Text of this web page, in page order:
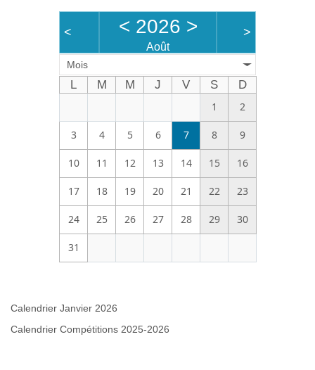
< < 2026 >
Août
>
Mois
L M M J V S
D
1
2
3 4 5 6 7 8 9
10 11 12 13 14 15 16
17 18 19 20 21 22 23
24 25 26 27 28 29 30
31
Calendrier Janvier 2026
Calendrier Compétitions 2025-2026